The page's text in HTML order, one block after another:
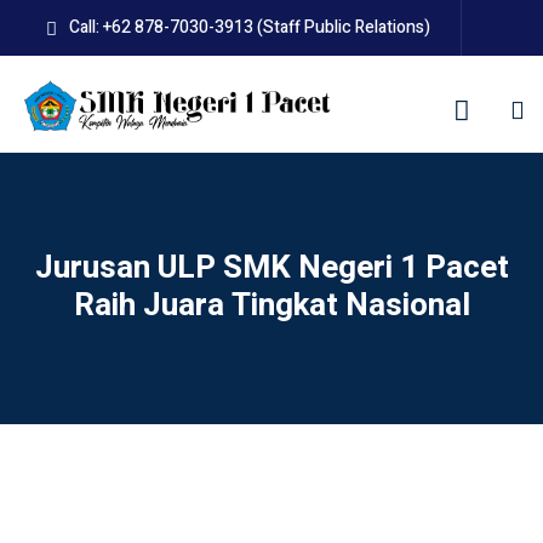
content
Call: +62 878-7030-3913 (Staff Public Relations)
Jurusan ULP SMK Negeri 1 Pacet
Raih Juara Tingkat Nasional